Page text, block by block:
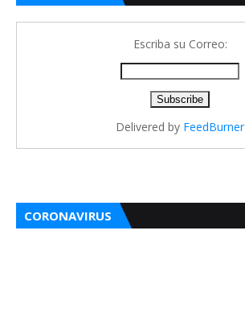
Escriba su Correo:
Delivered by FeedBurner
CORONAVIRUS